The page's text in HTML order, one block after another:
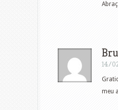
14/
meu